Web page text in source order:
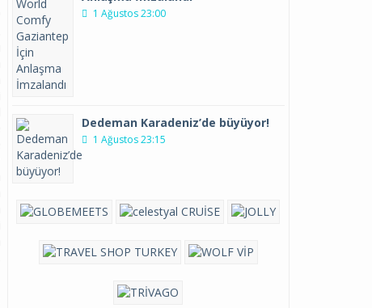
1 Ağustos 23:00
Dedeman Karadeniz’de büyüyor!
1 Ağustos 23:15